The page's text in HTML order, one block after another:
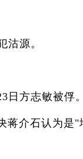
源。
方志敏被俘。
介石认为是"